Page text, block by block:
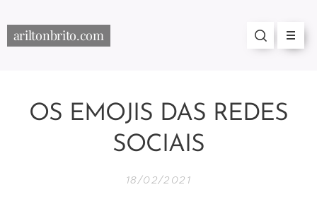
ariltonbrito.com
OS EMOJIS DAS REDES
SOCIAIS
18/02/2021